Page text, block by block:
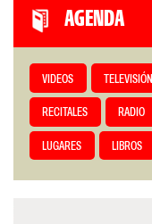
AGENDA
VIDEOS TELEVISIÓN
RECITALES RADIO
LUGARES LIBROS